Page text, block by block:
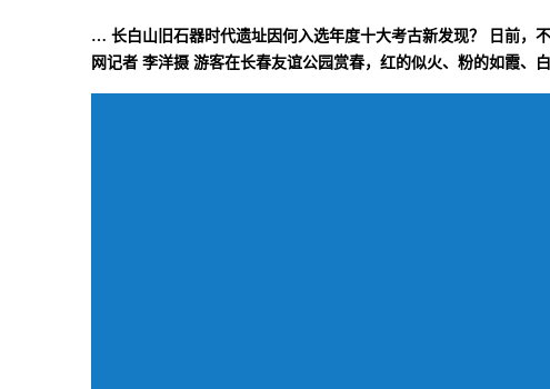
… 长白山旧石器时代遗址因何入选年度十大考古新发现？ 日前，
网记者 李洋摄 游客在长春友谊公园赏春，红的似火、粉的如霞